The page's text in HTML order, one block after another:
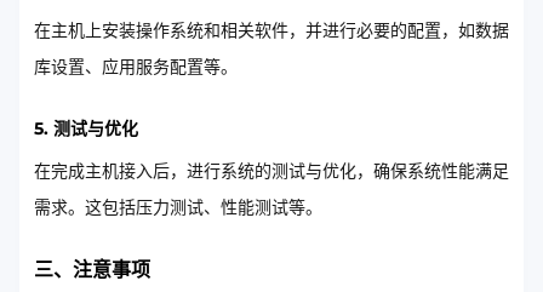
在主机上安装操作系统和相关软件，并进行必要的配置，如数据
库设置、应用服务配置等。
5. 测试与优化
在完成主机接入后，进行系统的测试与优化，确保系统性能满足
需求。这包括压力测试、性能测试等。
三、注意事项